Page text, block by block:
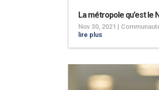
La métropole qu’est le
Nov 30, 2021 |
lire plus